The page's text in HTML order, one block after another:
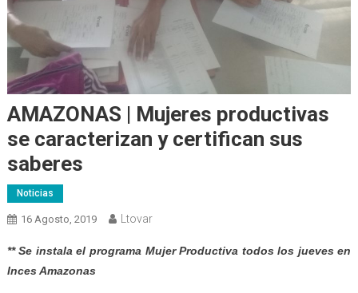
AMAZONAS | Mujeres productivas
se caracterizan y certifican sus
saberes
Noticias
16 Agosto, 2019 Ltovar
** Se instala el programa Mujer Productiva todos los jueves en
Inces Amazonas